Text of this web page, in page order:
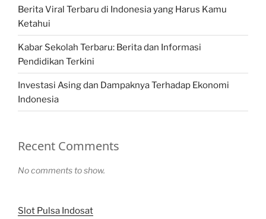
Berita Viral Terbaru di Indonesia yang Harus Kamu
Ketahui
Kabar Sekolah Terbaru: Berita dan Informasi
Pendidikan Terkini
Investasi Asing dan Dampaknya Terhadap Ekonomi
Indonesia
Recent Comments
No comments to show.
Slot Pulsa Indosat